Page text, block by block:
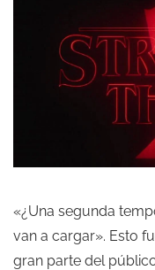
«¿Una segunda
van a cargar». Esto
gran parte del